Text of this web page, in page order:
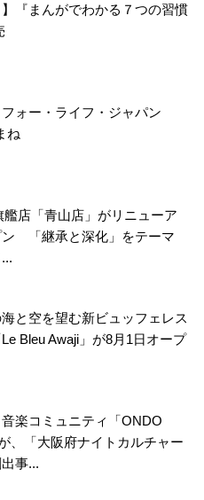
】『まんがでわかる７つの習慣
フォー・ライフ・ジャパン
ね
艦店「青山店」がリニューア
ン 「継承と深化」をテーマ
と空を望む新ビュッフェレス
Le Bleu Awaji」が8月1日オープ
楽コミュニティ「ONDO
、「大阪府ナイトカルチャー
事...